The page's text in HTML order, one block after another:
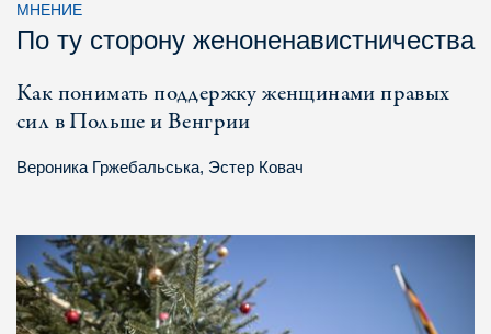
МНЕНИЕ
По ту сторону женоненавистничества
Как понимать поддержку женщинами правых
сил в Польше и Венгрии
Вероника Гржебальська, Эстер Ковач